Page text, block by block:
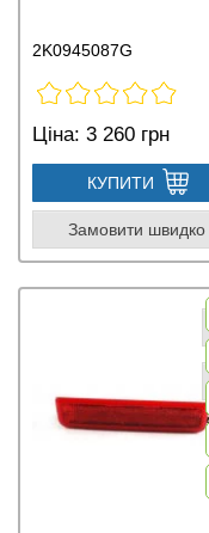
2K0945087G
Ціна: 3 260 грн
КУПИТИ
Замовити швидко